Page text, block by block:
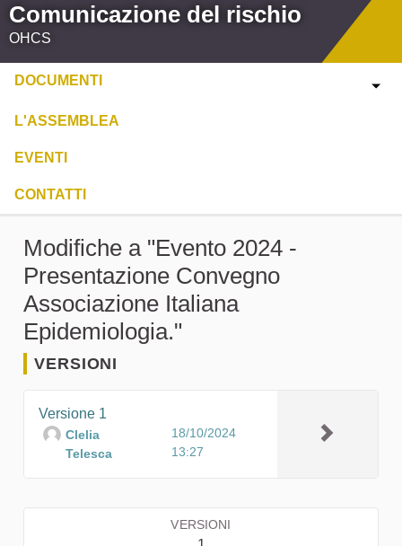
Comunicazione del rischio
OHCS
DOCUMENTI
L'ASSEMBLEA
EVENTI
CONTATTI
Modifiche a "Evento 2024 -
Presentazione Convegno
Associazione Italiana
Epidemiologia."
VERSIONI
Versione 1
Clelia
Telesca
18/10/2024
13:27
VERSIONI